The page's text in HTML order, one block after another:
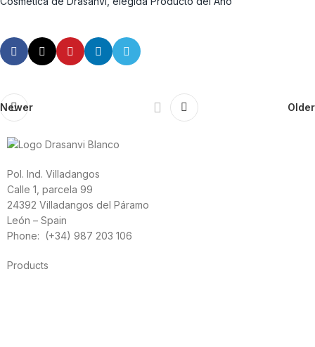
Newer Older
Pol. Ind. Villadangos
Calle 1, parcela 99
24392 Villadangos del Páramo
León – Spain
Phone: (+34) 987 203 106
Products